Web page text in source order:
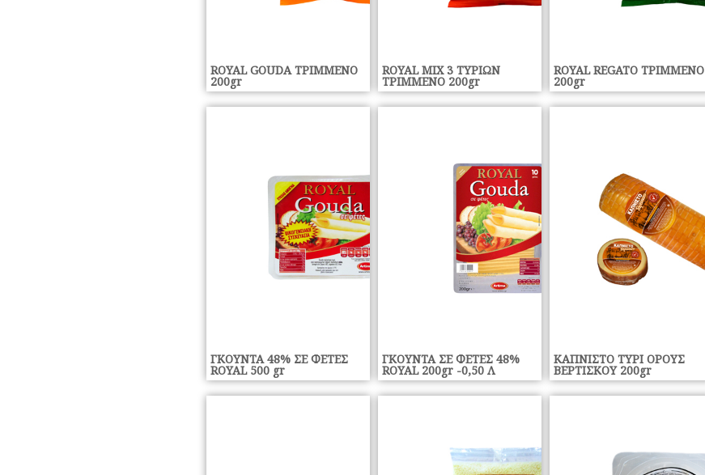
ROYAL GOUDA ΤΡΙΜΜΕΝΟ
200gr
ROYAL MIX 3 ΤΥΡΙΩΝ
ΤΡΙΜΜΕΝΟ 200gr
ROYAL REGATO ΤΡΙΜΜΕΝΟ
200gr
ΓΚΟΥΝΤΑ 48% ΣΕ ΦΕΤΕΣ
ROYAL 500 gr
ΓΚΟΥΝΤΑ ΣΕ ΦΕΤΕΣ 48%
ROYAL 200gr -0,50 Λ
ΚΑΠΝΙΣΤΟ ΤΥΡΙ ΟΡΟΥΣ
ΒΕΡΤΙΣΚΟΥ 200gr